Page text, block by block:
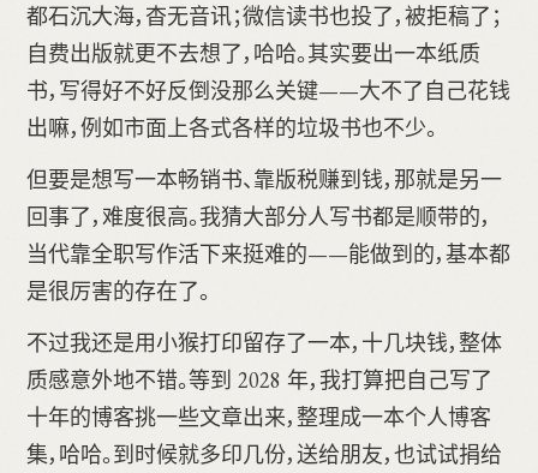
都石沉大海，杳无音讯；微信读书也投了，被拒稿了；
自费出版就更不去想了，哈哈。其实要出一本纸质
书，写得好不好反倒没那么关键——大不了自己花钱
出嘛，例如市面上各式各样的垃圾书也不少。
但要是想写一本畅销书、靠版税赚到钱，那就是另一
回事了，难度很高。我猜大部分人写书都是顺带的，
当代靠全职写作活下来挺难的——能做到的，基本都
是很厉害的存在了。
不过我还是用小猴打印留存了一本，十几块钱，整体
质感意外地不错。等到 2028 年，我打算把自己写了
十年的博客挑一些文章出来，整理成一本个人博客
集，哈哈。到时候就多印几份，送给朋友，也试试捐给